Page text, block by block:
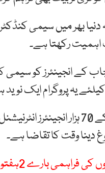
بھر میں سیمی
اہمیت رکھتا ہے۔
انجینئرز کو سیمی
یہ پروگرام ایک
عثمان بزدار نے کہا کہ اگلے 5 برس کے دوران
دینا وقت کا تقاضا ہے۔
میں پالیسی بنانیکا حکم